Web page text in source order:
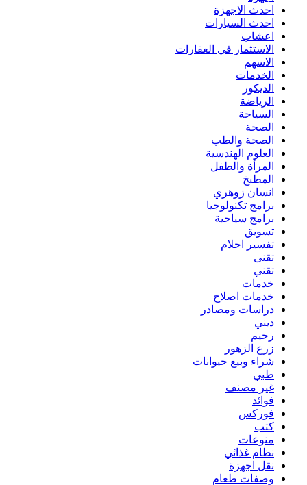
احدث الاجهزة
احدث السيارات
اعشاب
الاستثمار في العقارات
الاسهم
الخدمات
الديكور
الرياضة
السياحة
الصحة
الصحة والطب
العلوم الهندسية
المرأة والطفل
المطبخ
انسان زوهري
برامج تكنولوجيا
برامج سياحية
تسويق
تفسير احلام
تقنى
تقني
خدمات
خدمات اصلاح
دراسات ومصادر
ديني
رجيم
زرع الزهور
شراء وبيع حيوانات
طبي
غير مصنف
فوائد
فوركس
كتب
منوعات
نظام غذائي
نقل اجهزة
وصفات طعام